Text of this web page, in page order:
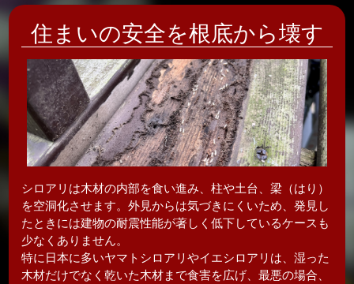
住まいの安全を根底から壊す
シロアリは木材の内部を食い進み、柱や土台、梁（はり）
を空洞化させます。外見からは気づきにくいため、発見し
たときには建物の耐震性能が著しく低下しているケースも
少なくありません。
特に日本に多いヤマトシロアリやイエシロアリは、湿った
木材だけでなく乾いた木材まで食害を広げ、最悪の場合、